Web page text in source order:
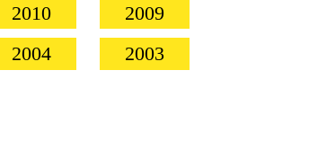
2010
2009
2004 2003